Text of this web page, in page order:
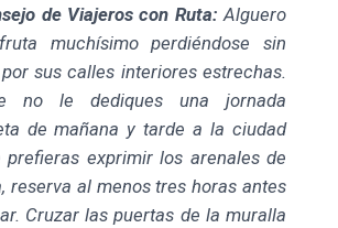
de Viajeros con Ruta: Alguero
muchísimo perdiéndose sin
sus calles interiores estrechas.
no le dediques una jornada
de mañana y tarde a la ciudad
prefieras exprimir los arenales de
reserva al menos tres horas antes
Cruzar las puertas de la muralla